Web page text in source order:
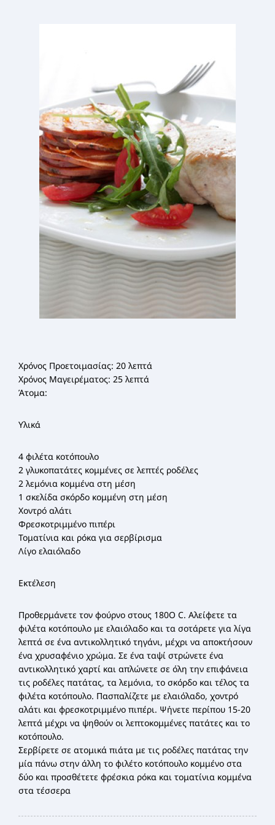
Χρόνος Προετοιμασίας: 20 λεπτά
Χρόνος Μαγειρέματος: 25 λεπτά
Άτομα:
Υλικά
4 φιλέτα κοτόπουλο
2 γλυκοπατάτες κομμένες σε λεπτές ροδέλες
2 λεμόνια κομμένα στη μέση
1 σκελίδα σκόρδο κομμένη στη μέση
Χοντρό αλάτι
Φρεσκοτριμμένο πιπέρι
Τοματίνια και ρόκα για σερβίρισμα
Λίγο ελαιόλαδο
Εκτέλεση
Προθερμάνετε τον φούρνο στους 180Ο C. Αλείφετε τα
φιλέτα κοτόπουλο με ελαιόλαδο και τα σοτάρετε για λίγα
λεπτά σε ένα αντικολλητικό τηγάνι, μέχρι να αποκτήσουν
ένα χρυσαφένιο χρώμα. Σε ένα ταψί στρώνετε ένα
αντικολλητικό χαρτί και απλώνετε σε όλη την επιφάνεια
τις ροδέλες πατάτας, τα λεμόνια, το σκόρδο και τέλος τα
φιλέτα κοτόπουλο. Πασπαλίζετε με ελαιόλαδο, χοντρό
αλάτι και φρεσκοτριμμένο πιπέρι. Ψήνετε περίπου 15-20
λεπτά μέχρι να ψηθούν οι λεπτοκομμένες πατάτες και το
κοτόπουλο.
Σερβίρετε σε ατομικά πιάτα με τις ροδέλες πατάτας την
μία πάνω στην άλλη το φιλέτο κοτόπουλο κομμένο στα
δύο και προσθέτετε φρέσκια ρόκα και τοματίνια κομμένα
στα τέσσερα